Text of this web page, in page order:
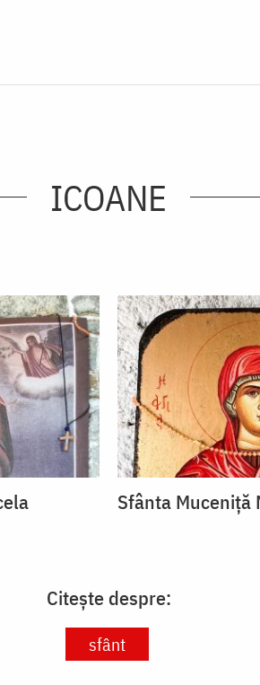
ICOANE
Sfânta Muceniță
Citește despre:
sfânt